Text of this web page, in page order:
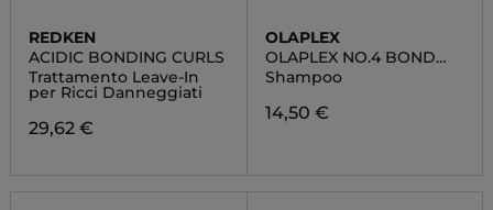
REDKEN
ACIDIC BONDING CURLS
Trattamento Leave-In
per Ricci Danneggiati
29,62 €
OLAPLEX
OLAPLEX NO.4 BOND
MAINTENANCE™
SHAMPOO
Shampoo
14,50 €